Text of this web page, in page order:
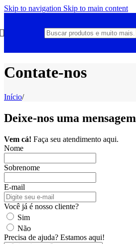
Skip to navigation Skip to main content
Contate-nos
Início/
Deixe-nos uma mensagem
Vem cá! Faça seu atendimento aqui.
Nome
Sobrenome
E-mail
Você já é nosso cliente?
Sim
Não
Precisa de ajuda? Estamos aqui!